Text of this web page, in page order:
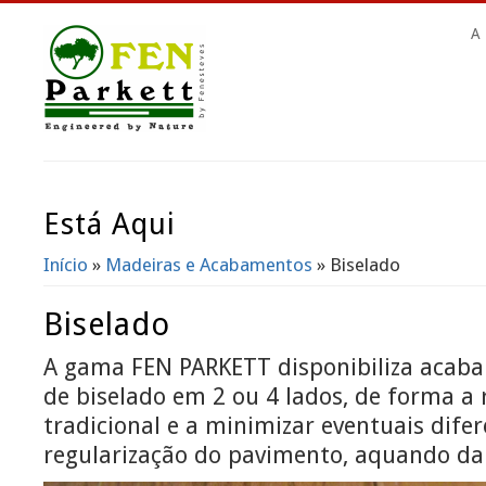
A
Está Aqui
Início » Madeiras e Acabamentos » Biselado
Biselado
A gama FEN PARKETT disponibiliza
de biselado em 2 ou 4 lados, de forma a
tradicional e a minimizar eventuais
regularização do pavimento, aquando